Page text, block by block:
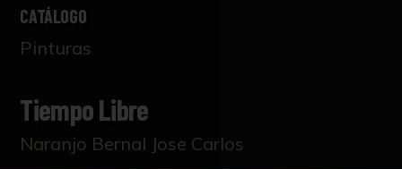
CATÁLOGO
Pinturas
Tiempo Libre
Naranjo Bernal Jose Carlos